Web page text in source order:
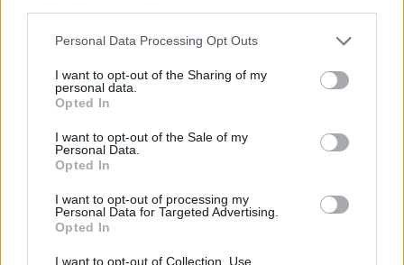
Personal Data Processing Opt Outs
I want to opt-out of the Sharing of my
personal data.
Opted In
I want to opt-out of the Sale of my
Personal Data.
Opted In
I want to opt-out of processing my
Personal Data for Targeted Advertising.
Opted In
I want to opt-out of Collection, Use,
αεροπλάνο της γραμμής
Γουατεμάλα: Τέλος της εκρηκτικής δραστηριότητας
εκρηκτικής δραστηριότητας στο
Νέα θωρηκτά των ΗΠΑ θα φέρουν το όνομα του
ΚΟΣΜΟΣ 06:57
φέρουν το όνομα του Ντόναλντ